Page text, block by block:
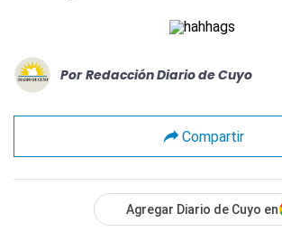
Por Redacción Diario de Cuyo
Compartir
Agregar Diario de Cuyo en